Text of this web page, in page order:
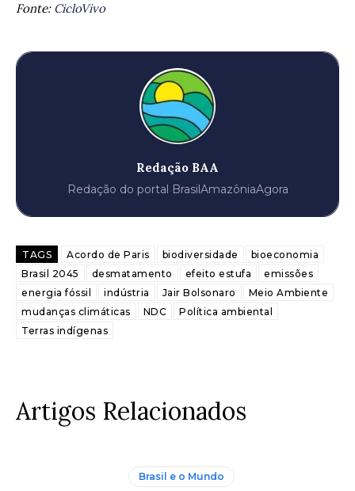
Fonte: CicloVivo
Redação BAA
Redação do portal BrasilAmazôniaAgora
TAGS Acordo de Paris biodiversidade
bioeconomia
Brasil 2045
desmatamento efeito estufa
emissões
energia fóssil
indústria Jair Bolsonaro
Meio Ambiente
mudanças climáticas
NDC
Política ambiental
Terras indígenas
Artigos Relacionados
Brasil e o Mundo